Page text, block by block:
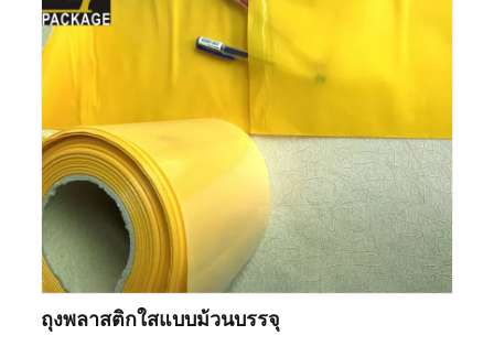
ถุงพลาสติกใสแบบม้วนบรรจุ